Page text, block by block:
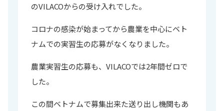
のVILACOからの受け入れでした。
コロナの感染が始まってから農業を中心にベト
ナムでの実習生の応募がなくなりました。
農業実習生の応募も、VILACOでは2年間ゼロで
した。
この間ベトナムで募集出来た送り出し機関もあ